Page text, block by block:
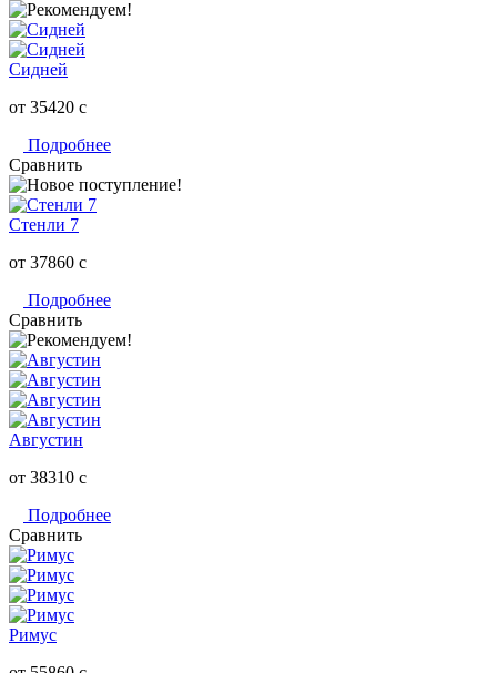
Сидней
от 35420 c
Подробнее
Сравнить
Стенли 7
от 37860 c
Подробнее
Сравнить
Августин
от 38310 c
Подробнее
Сравнить
Римус